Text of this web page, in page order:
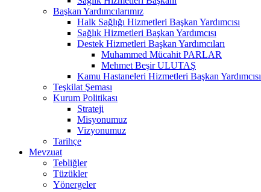
Başkan Yardımcılarımız
Halk Sağlığı Hizmetleri Başkan Yardımcısı
Sağlık Hizmetleri Başkan Yardımcısı
Destek Hizmetleri Başkan Yardımcıları
Muhammed Mücahit PARLAR
Mehmet Beşir ULUTAŞ
Kamu Hastaneleri Hizmetleri Başkan Yardımcısı
Teşkilat Şeması
Kurum Politikası
Strateji
Misyonumuz
Vizyonumuz
Tarihçe
Mevzuat
Tebliğler
Tüzükler
Yönergeler